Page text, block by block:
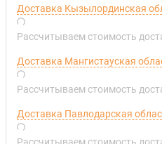
Доставка Кызылординская
Рассчитываем стоимость
Доставка Мангистауская
Рассчитываем стоимость
Доставка Павлодарская